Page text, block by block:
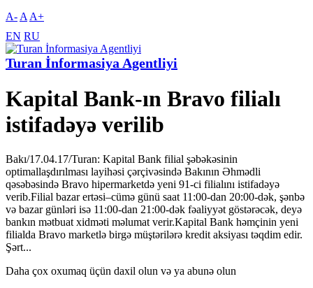
A- A A+
EN RU
Turan İnformasiya Agentliyi
Kapital Bank-ın Bravo filialı
istifadəyə verilib
Bakı/17.04.17/Turan: Kapital Bank filial şəbəkəsinin
optimallaşdırılması layihəsi çərçivəsində Bakının Əhmədli
qəsəbəsində Bravo hipermarketdə yeni 91-ci filialını istifadəyə
verib.Filial bazar ertəsi–cümə günü saat 11:00-dan 20:00-dək, şənbə
və bazar günləri isə 11:00-dan 21:00-dək fəaliyyət göstərəcək, deyə
bankın mətbuat xidməti məlumat verir.Kapital Bank həmçinin yeni
filialda Bravo marketlə birgə müştərilərə kredit aksiyası təqdim edir.
Şərt...
Daha çox oxumaq üçün daxil olun və ya abunə olun